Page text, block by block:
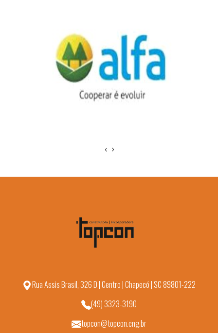
‹ ›
Rua Assis Brasil, 326 D | Centro | Chapecó | SC 89801-222
(49) 3323-3190
topcon@topcon.eng.br